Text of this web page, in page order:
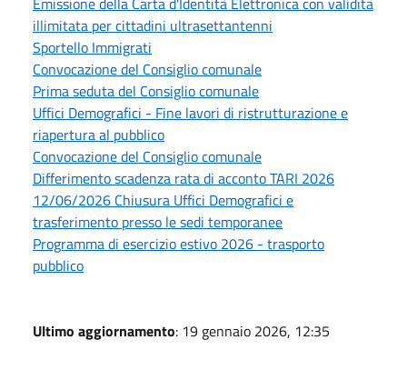
illimitata per cittadini ultrasettantenni
Sportello Immigrati
Convocazione del Consiglio comunale
Prima seduta del Consiglio comunale
Uffici Demografici - Fine lavori di ristrutturazione e
riapertura al pubblico
Convocazione del Consiglio comunale
Differimento scadenza rata di acconto TARI 2026
12/06/2026 Chiusura Uffici Demografici e
trasferimento presso le sedi temporanee
Programma di esercizio estivo 2026 - trasporto
pubblico
Ultimo aggiornamento: 19 gennaio 2026, 12:35